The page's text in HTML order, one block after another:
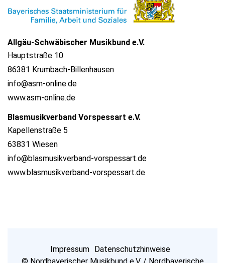
Allgäu-Schwäbischer Musikbund e.V.
Hauptstraße 10
86381 Krumbach-Billenhausen
info@asm-online.de
www.asm-online.de
Blasmusikverband Vorspessart e.V.
Kapellenstraße 5
63831 Wiesen
info@blasmusikverband-vorspessart.de
www.blasmusikverband-vorspessart.de
Impressum
Datenschutzhinweise